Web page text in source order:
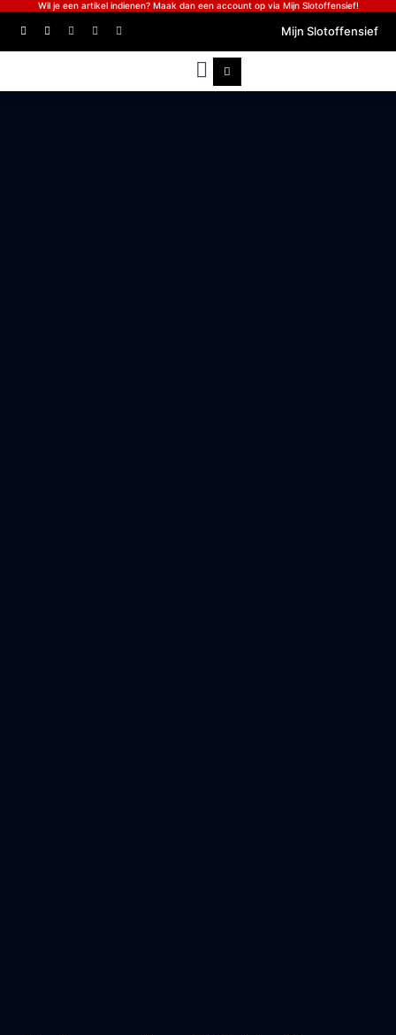
Wil je een artikel indienen? Maak dan een account op via Mijn Slotoffensief!
Mijn Slotoffensief